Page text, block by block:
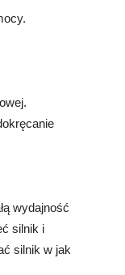
wydajność
silnik i
silnik w jak